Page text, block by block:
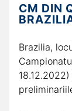
CM DIN
Brazilia,